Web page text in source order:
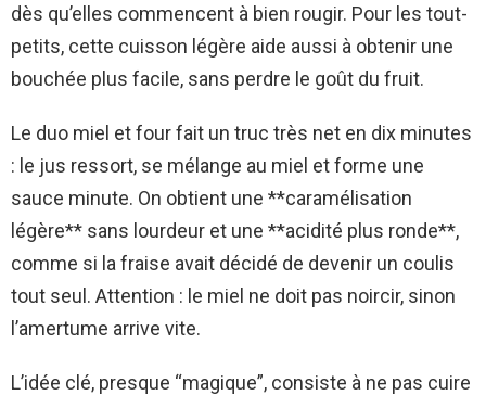
dès qu’elles commencent à bien rougir. Pour les tout-
petits, cette cuisson légère aide aussi à obtenir une
bouchée plus facile, sans perdre le goût du fruit.
Le duo miel et four fait un truc très net en dix minutes
: le jus ressort, se mélange au miel et forme une
sauce minute. On obtient une **caramélisation
légère** sans lourdeur et une **acidité plus ronde**,
comme si la fraise avait décidé de devenir un coulis
tout seul. Attention : le miel ne doit pas noircir, sinon
l’amertume arrive vite.
L’idée clé, presque “magique”, consiste à ne pas cuire